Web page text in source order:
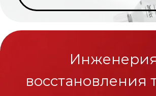
CORTEXIL SVF